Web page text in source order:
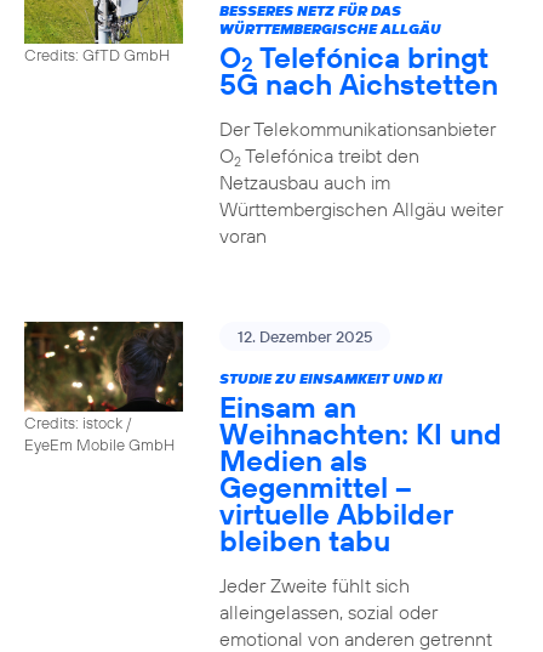
Credits: GfTD GmbH
BESSERES NETZ FÜR DAS
WÜRTTEMBERGISCHE ALLGÄU
O2 Telefónica bringt
5G nach Aichstetten
Der Telekommunikationsanbieter
O2Telefónica treibt den
Netzausbau auch im
Württembergischen Allgäu weiter
voran
Credits: istock /
EyeEm Mobile GmbH
12. Dezember 2025
STUDIE ZU EINSAMKEIT UND KI
Einsam an
Weihnachten: KI und
Medien als
Gegenmittel –
virtuelle Abbilder
bleiben tabu
Jeder Zweite fühlt sich
alleingelassen, sozial oder
emotional von anderen getrennt